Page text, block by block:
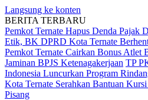
Langsung ke konten
BERITA TERBARU
Pemkot Ternate Hapus Denda Pajak
Etik, BK DPRD Kota Ternate
Pemkot Ternate Cairkan Bonus Atlet
Jaminan BPJS Ketenagakerjaan TP
Indonesia Luncurkan Program
Kota Ternate Serahkan Bantuan
Pisang